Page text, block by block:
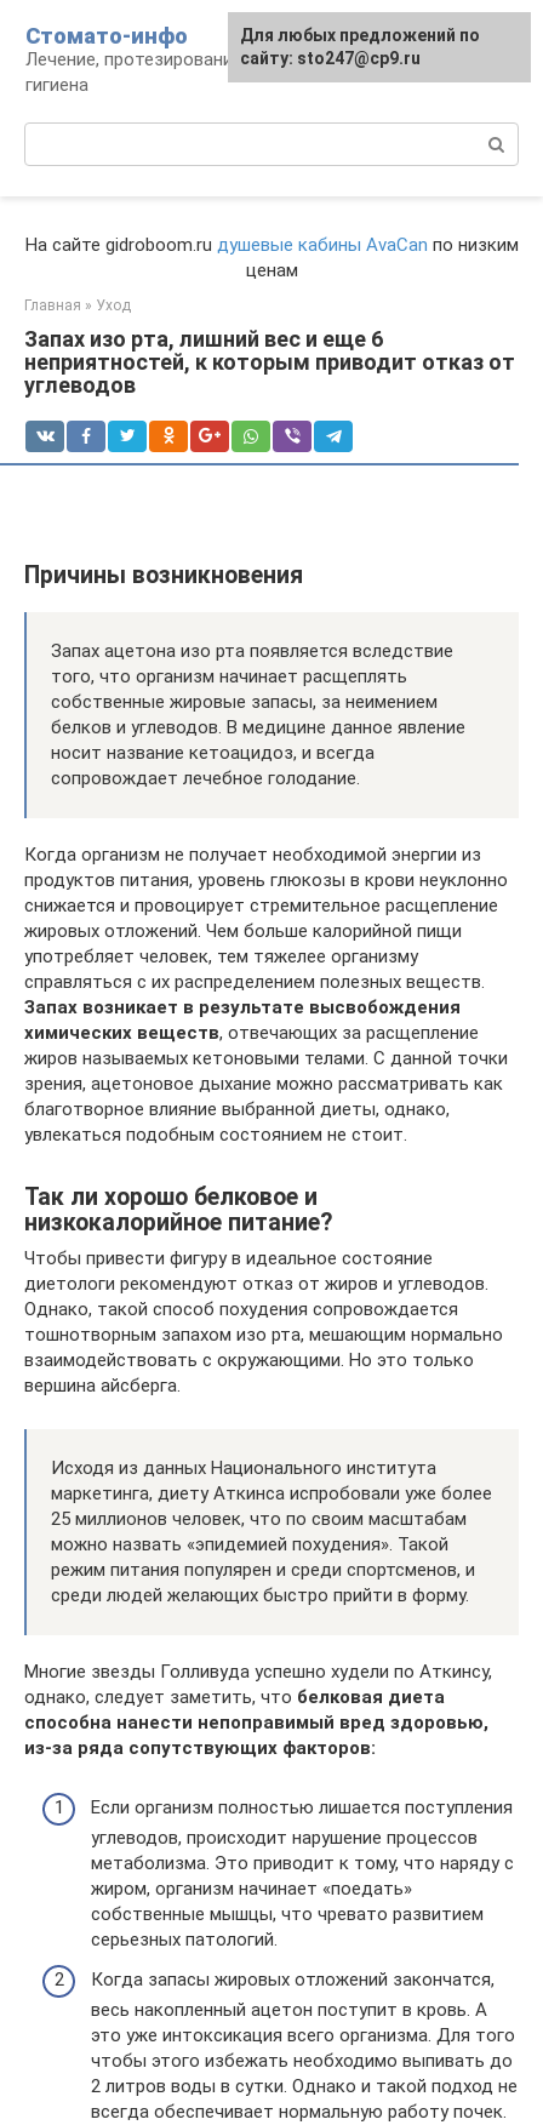
контенту
Стомато-инфо
Лечение, протезирование, ортодонтия,
гигиена
На сайте gidroboom.ru душевые кабины AvaCan по низким
ценам
Главная » Уход
Запах изо рта, лишний вес и еще 6
неприятностей, к которым приводит отказ от
углеводов
Причины возникновения
Запах ацетона изо рта появляется вследствие
того, что организм начинает расщеплять
собственные жировые запасы, за неимением
белков и углеводов. В медицине данное явление
носит название кетоацидоз, и всегда
сопровождает лечебное голодание.
Когда организм не получает необходимой энергии из
продуктов питания, уровень глюкозы в крови неуклонно
снижается и провоцирует стремительное расщепление
жировых отложений. Чем больше калорийной пищи
употребляет человек, тем тяжелее организму
справляться с их распределением полезных веществ.
Запах возникает в результате высвобождения
химических веществ, отвечающих за расщепление
жиров называемых кетоновыми телами. С данной точки
зрения, ацетоновое дыхание можно рассматривать как
благотворное влияние выбранной диеты, однако,
увлекаться подобным состоянием не стоит.
Так ли хорошо белковое и
низкокалорийное питание?
Чтобы привести фигуру в идеальное состояние
диетологи рекомендуют отказ от жиров и углеводов.
Однако, такой способ похудения сопровождается
тошнотворным запахом изо рта, мешающим нормально
взаимодействовать с окружающими. Но это только
вершина айсберга.
Исходя из данных Национального института
маркетинга, диету Аткинса испробовали уже более
25 миллионов человек, что по своим масштабам
можно назвать «эпидемией похудения». Такой
режим питания популярен и среди спортсменов, и
среди людей желающих быстро прийти в форму.
Многие звезды Голливуда успешно худели по Аткинсу,
однако, следует заметить, что белковая диета
способна нанести непоправимый вред здоровью,
из-за ряда сопутствующих факторов:
Если организм полностью лишается поступления
углеводов, происходит нарушение процессов
метаболизма. Это приводит к тому, что наряду с
жиром, организм начинает «поедать»
собственные мышцы, что чревато развитием
серьезных патологий.
Когда запасы жировых отложений закончатся,
весь накопленный ацетон поступит в кровь. А
это уже интоксикация всего организма. Для того
чтобы этого избежать необходимо выпивать до
2 литров воды в сутки. Однако и такой подход не
всегда обеспечивает нормальную работу почек.
Для любых предложений по
сайту: sto247@cp9.ru